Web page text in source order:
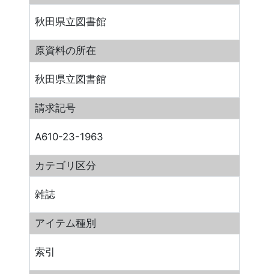
秋田県立図書館
原資料の所在
秋田県立図書館
請求記号
A610-23-1963
カテゴリ区分
雑誌
アイテム種別
索引